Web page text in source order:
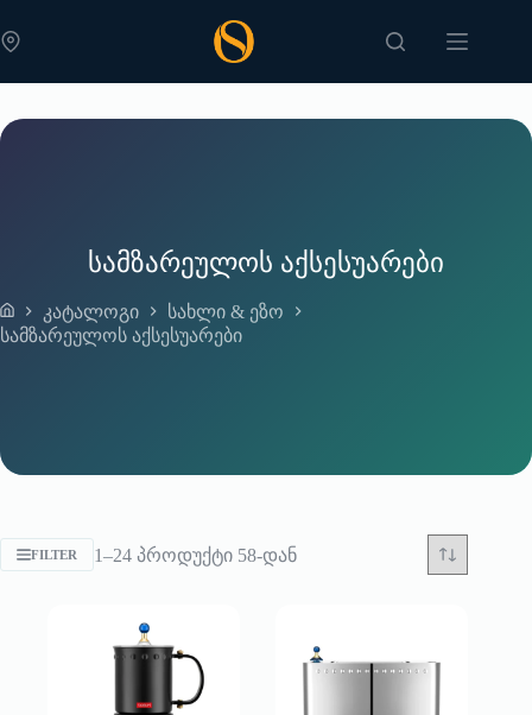
to
content
სამზარეულოს აქსესუარები
Home
კატალოგი
სახლი & ეზო
სამზარეულოს აქსესუარები
FILTER 1–24 პროდუქტი 58-დანSorted